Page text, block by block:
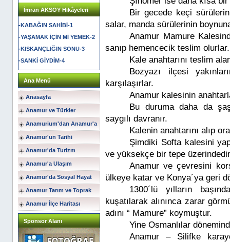
İmran AKSOY Hikâyeleri
-KABAĞIN SAHİBİ-1
-YAŞAMAK İÇİN Mİ YEMEK-2
-KISKANÇLIĞIN SONU-3
-SANKİ GİYDİM-4
Ana Menü
Anasayfa
Anamur ve Türkler
Anamurium'dan Anamur'a
Anamur'un Tarihi
Anamur'da Turizm
Anamur'a Ulaşım
Anamur'da Sosyal Hayat
Anamur Tarım ve Toprak
Anamur İlçe Haritası
Sponsor Alanı
Bir gecede keçi
salar, manda sürülerinin
Anamur Mamure
sanıp hemencecik teslim olurlar.
Kale anahtarını teslim
Bozyazı ilçesi
karşılaşırlar.
Anamur kalesinin
Bu duruma daha da
saygılı davranır.
Kalenin anahtarını alıp
Şimdiki Softa kalesini
ve yüksekçe bir tepe
Anamur ve çevresini
ülkeye katar ve Konya´ya geri
1300´lü yılların
kuşatılarak alınınca zarar
adını “ Mamure” koymuştur.
Yine Osmanlılar
Anamur – Silifke